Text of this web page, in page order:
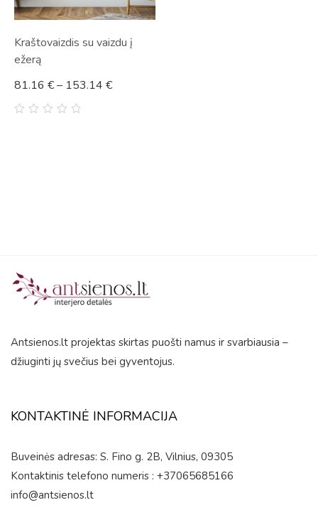
Kraštovaizdis su vaizdu į
ežerą
81.16 €– 153.14 €
Antsienos.lt projektas skirtas puošti namus ir svarbiausia –
džiuginti jų svečius bei gyventojus.
KONTAKTINĖ INFORMACIJA
Buveinės adresas: S. Fino g. 2B, Vilnius, 09305
Kontaktinis telefono numeris : +37065685166
info@antsienos.lt